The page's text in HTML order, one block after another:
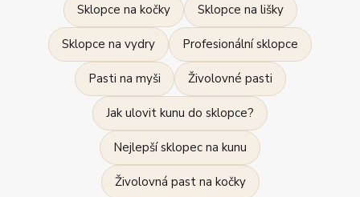
Sklopce na kočky Sklopce na lišky
Sklopce na vydry Profesionální sklopce
Pasti na myši Živolovné pasti
Jak ulovit kunu do sklopce?
Nejlepší sklopec na kunu
Živolovná past na kočky